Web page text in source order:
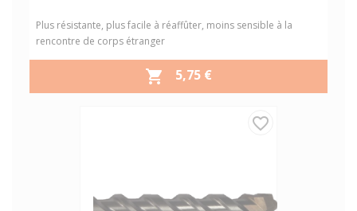
Plus résistante, plus facile à réaffûter, moins sensible à la
rencontre de corps étranger
 PRIX
5,75 €
favorite_border